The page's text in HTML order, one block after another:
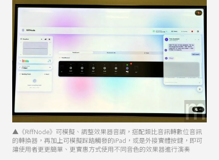
▲《RiffNode》可模擬、調整效果器音調，搭配類比音訊轉數位音訊
的轉換器，再加上可模擬踩踏觸發的iPad，或是外接實體按鍵，即可
讓使用者更更簡單、更實惠方式使用不同音色的效果器進行演奏